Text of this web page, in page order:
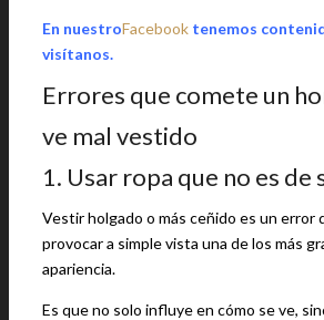
En nuestroFacebook tenemos
visítanos.
Errores que comete un
ve mal vestido
1. Usar ropa que no es de
Vestir holgado o más ceñido es un error
provocar a simple vista una de los más
apariencia.
Es que no solo influye en cómo se ve,